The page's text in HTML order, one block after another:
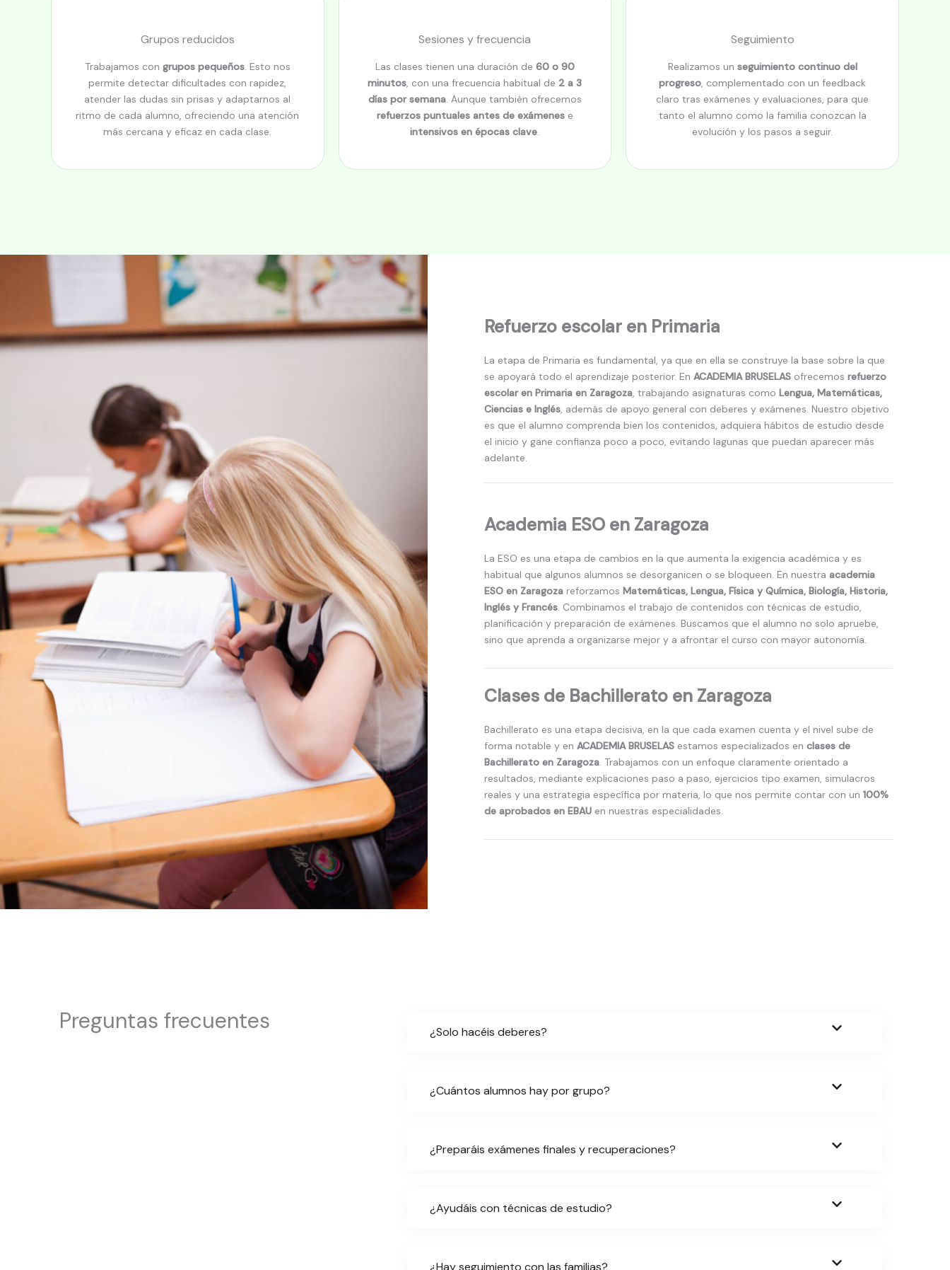
Grupos reducidos
Trabajamos con grupos pequeños. Esto nos
permite detectar dificultades con rapidez,
atender las dudas sin prisas y adaptarnos al
ritmo de cada alumno, ofreciendo una atención
más cercana y eficaz en cada clase.
Sesiones y frecuencia
Las clases tienen una duración de 60 o 90
minutos, con una frecuencia habitual de 2 a 3
días por semana. Aunque también ofrecemos
refuerzos puntuales antes de exámenese
intensivos en épocas clave.
Seguimiento
Realizamos un seguimiento continuo del
progreso, complementado con un feedback
claro tras exámenes y evaluaciones, para que
tanto el alumno como la familia conozcan la
evolución y los pasos a seguir.
Refuerzo escolar en Primaria
La etapa de Primaria es fundamental, ya que en ella se construye la base sobre la que
se apoyará todo el aprendizaje posterior. EnACADEMIA BRUSELAS ofrecemosrefuerzo
escolar en Primaria en Zaragoza, trabajando asignaturas comoLengua, Matemáticas,
Ciencias e Inglés, además de apoyo general con deberes y exámenes. Nuestro objetivo
es que el alumno comprenda bien los contenidos, adquiera hábitos de estudio desde
el inicio y gane confianza poco a poco, evitando lagunas que puedan aparecer más
adelante.
Academia ESO en Zaragoza
La ESO es una etapa de cambios en la que aumenta la exigencia académica y es
habitual que algunos alumnos se desorganicen o se bloqueen. En nuestraacademia
ESO en Zaragoza reforzamosMatemáticas, Lengua, Física y Química, Biología, Historia,
Inglés y Francés. Combinamos el trabajo de contenidos con técnicas de estudio,
planificación y preparación de exámenes. Buscamos que el alumno no solo apruebe,
sino que aprenda a organizarse mejor y a afrontar el curso con mayor autonomía.
Clases de Bachillerato en Zaragoza
Bachillerato es una etapa decisiva, en la que cada examen cuenta y el nivel sube de
forma notable y enACADEMIA BRUSELAS estamos especializados enclases de
Bachillerato en Zaragoza. Trabajamos con un enfoque claramente orientado a
resultados, mediante explicaciones paso a paso, ejercicios tipo examen, simulacros
reales y una estrategia específica por materia, lo que nos permite contar con un100%
de aprobados en EBAU en nuestras especialidades.
Preguntas frecuentes ¿Solo hacéis deberes?
¿Cuántos alumnos hay por grupo?
¿Preparáis exámenes finales y recuperaciones?
¿Ayudáis con técnicas de estudio?